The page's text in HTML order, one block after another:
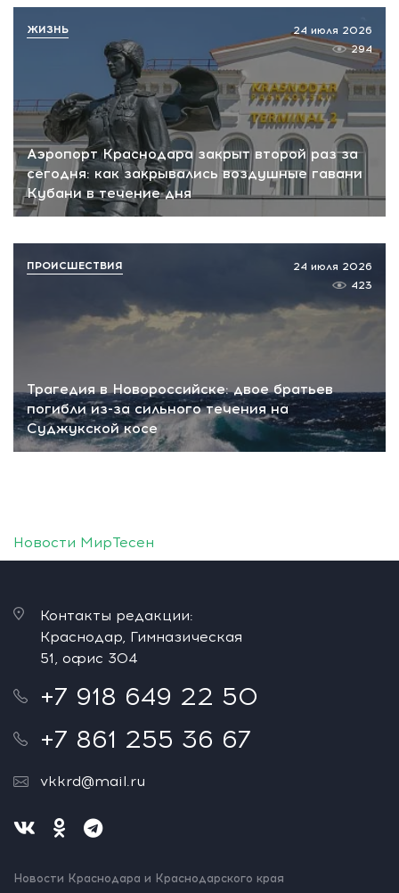
Аэропорт Краснодара закрыт второй раз за
сегодня: как закрывались воздушные гавани
Кубани в течение дня
24 июля 2026
294
ЖИЗНЬ
Трагедия в Новороссийске: двое братьев
погибли из-за сильного течения на
Суджукской косе
24 июля 2026
423
ПРОИСШЕСТВИЯ
Новости МирТесен
Контакты редакции:
Краснодар, Гимназическая
51, офис 304
+7 918 649 22 50
+7 861 255 36 67
vkkrd@mail.ru
Новости Краснодара и Краснодарского края